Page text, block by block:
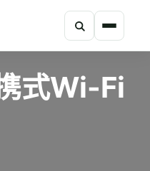
搜索
式Wi-Fi